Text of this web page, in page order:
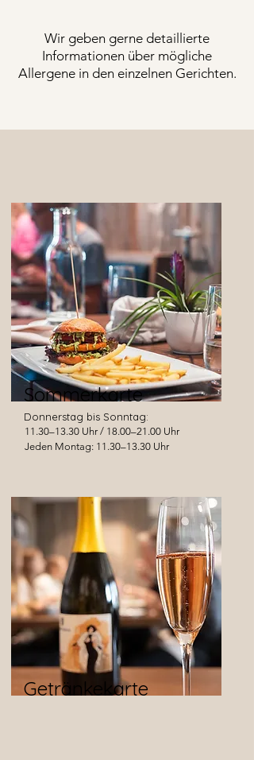
Wir geben gerne detaillierte
Informationen über mögliche
Allergene in den einzelnen Gerichten.
Sommerkarte
Donnerstag bis Sonntag:
Getränkekarte
11.30–13.30 Uhr / 18.00–21.00 Uhr
Jeden Montag: 11.30–13.30 Uhr